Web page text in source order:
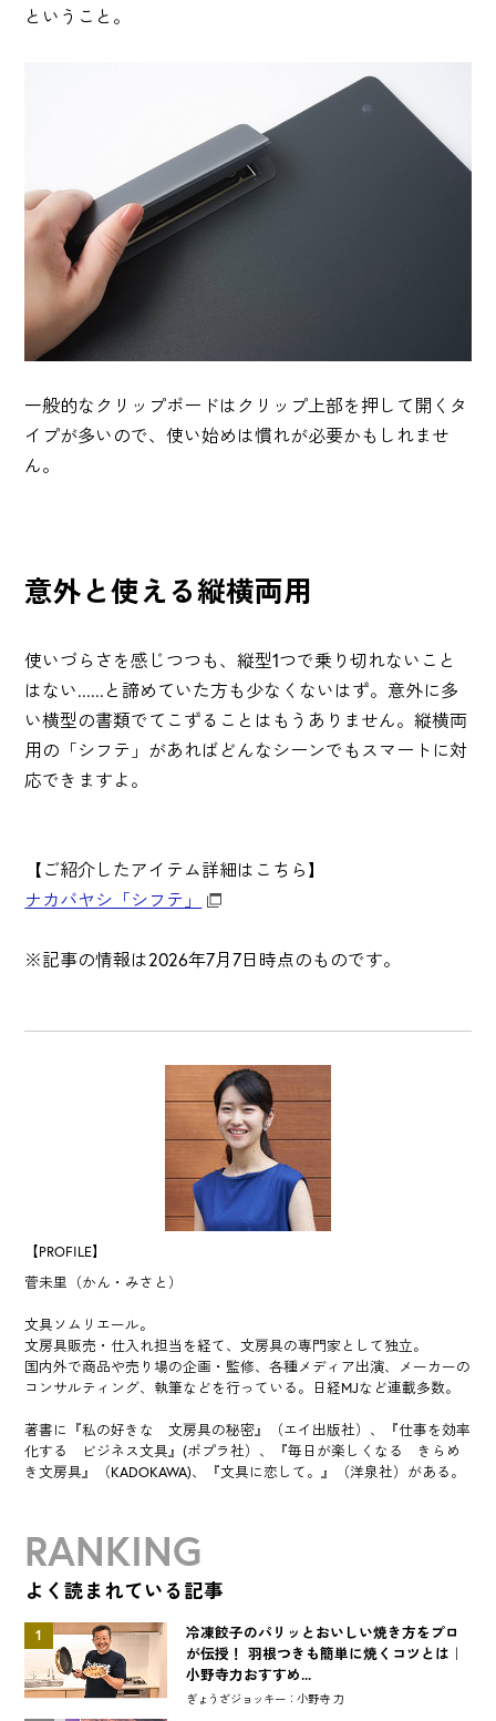
ということ。
一般的なクリップボードはクリップ上部を押して開くタ
イプが多いので、使い始めは慣れが必要かもしれませ
ん。
意外と使える縦横両用
使いづらさを感じつつも、縦型1つで乗り切れないこと
はない......と諦めていた方も少なくないはず。意外に多
い横型の書類でてこずることはもうありません。縦横両
用の「シフテ」があればどんなシーンでもスマートに対
応できますよ。
【ご紹介したアイテム詳細はこちら】
ナカバヤシ「シフテ」
※記事の情報は2026年7月7日時点のものです。
【PROFILE】
菅未里（かん・みさと）
文具ソムリエール。
文房具販売・仕入れ担当を経て、文房具の専門家として独立。
国内外で商品や売り場の企画・監修、各種メディア出演、メーカーの
コンサルティング、執筆などを行っている。日経MJなど連載多数。
著書に『私の好きな 文房具の秘密』（エイ出版社）、『仕事を効率
化する ビジネス文具』(ポプラ社）、『毎日が楽しくなる きらめ
き文房具』（KADOKAWA)、『文具に恋して。』（洋泉社）がある。
RANKING
よく読まれている記事
1
冷凍餃子のパリッとおいしい焼き方をプロ
が伝授！ 羽根つきも簡単に焼くコツとは｜
小野寺力おすすめ...
ぎょうざジョッキー：小野寺 力